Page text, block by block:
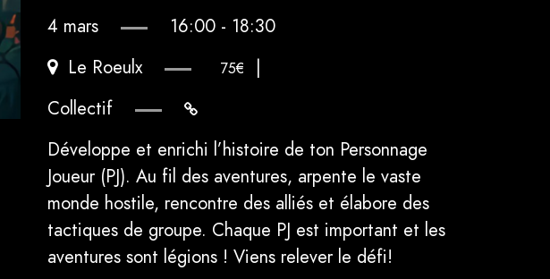
4 mars
16:00 - 18:30
Le Roeulx
75€
|
Collectif
Développe et enrichi l’histoire de ton Personnage
Joueur (PJ). Au fil des aventures, arpente le vaste
monde hostile, rencontre des alliés et élabore des
tactiques de groupe. Chaque PJ est important et les
aventures sont légions ! Viens relever le défi!